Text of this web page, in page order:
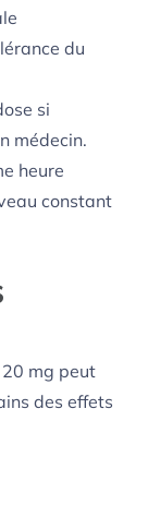
du
si
médecin.
heure
constant
mg peut
des effets